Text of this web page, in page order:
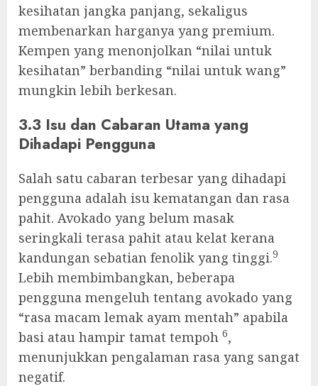
kesihatan jangka panjang, sekaligus
membenarkan harganya yang premium.
Kempen yang menonjolkan “nilai untuk
kesihatan” berbanding “nilai untuk wang”
mungkin lebih berkesan.
3.3 Isu dan Cabaran Utama yang
Dihadapi Pengguna
Salah satu cabaran terbesar yang dihadapi
pengguna adalah isu kematangan dan rasa
pahit. Avokado yang belum masak
seringkali terasa pahit atau kelat kerana
kandungan sebatian fenolik yang tinggi.9
Lebih membimbangkan, beberapa
pengguna mengeluh tentang avokado yang
“rasa macam lemak ayam mentah” apabila
basi atau hampir tamat tempoh 6,
menunjukkan pengalaman rasa yang sangat
negatif.